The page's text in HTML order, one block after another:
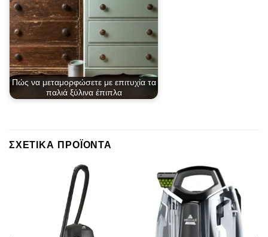
Πώς να μεταμορφώσετε με επιτυχία τα
παλιά ξύλινα έπιπλα
ΣΧΕΤΙΚΆ ΠΡΟΪΌΝΤΑ